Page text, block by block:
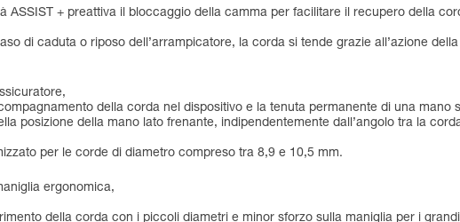
ASSIST + preattiva il bloccaggio della camma per facilitare il recupero della
di caduta o riposo dell’arrampicatore, la corda si tende grazie all’azione
della corda nel dispositivo e la tenuta permanente di una mano
posizione della mano lato frenante, indipendentemente dall’angolo tra la
per le corde di diametro compreso tra 8,9 e 10,5 mm.
ergonomica,
della corda con i piccoli diametri e minor sforzo sulla maniglia per i